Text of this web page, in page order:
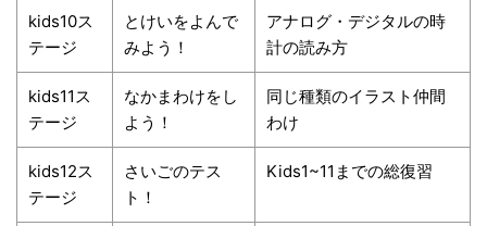
kids10ス
テージ
とけいをよんで
みよう！
アナログ・デジタルの時
計の読み方
kids11ス
テージ
なかまわけをし
よう！
同じ種類のイラスト仲間
わけ
kids12ス
テージ
さいごのテス
ト！
Kids1~11までの総復習